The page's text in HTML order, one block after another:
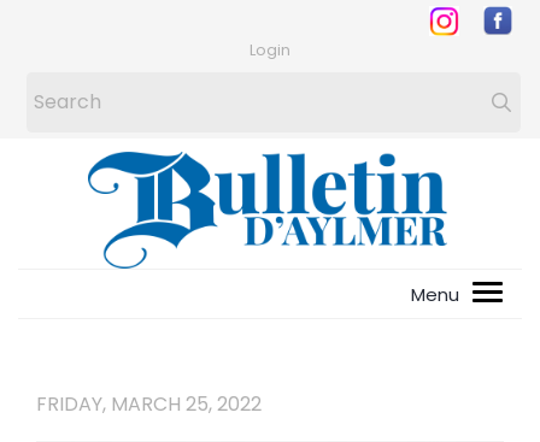
Login
FRIDAY, MARCH 25, 2022